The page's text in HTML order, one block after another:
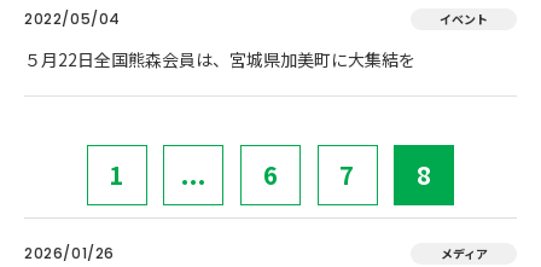
2022/05/04 イベント
５月22日全国熊森会員は、宮城県加美町に大集結を
1 ... 6 7 8
2026/01/26 メディア